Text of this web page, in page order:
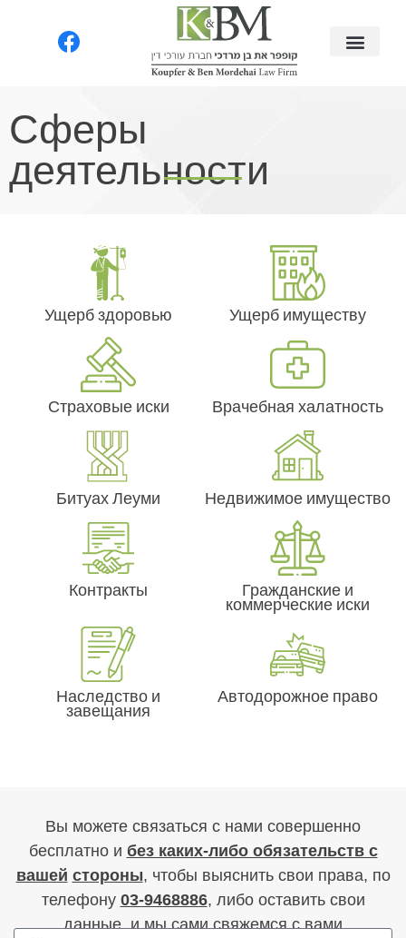
Сферы
деятельности​
Ущерб здоровью Ущерб имуществу
Страховые иски Врачебная халатность
Битуах Леуми Недвижимое имущество
Контракты Гражданские и
коммерческие иски
Наследство и
завещания
Автодорожное право
Вы можете связаться с нами совершенно
бесплатно и без каких-либо обязательств с
вашей стороны, чтобы выяснить свои права, по
телефону 03-9468886, либо оставить свои
данные, и мы сами свяжемся с вами